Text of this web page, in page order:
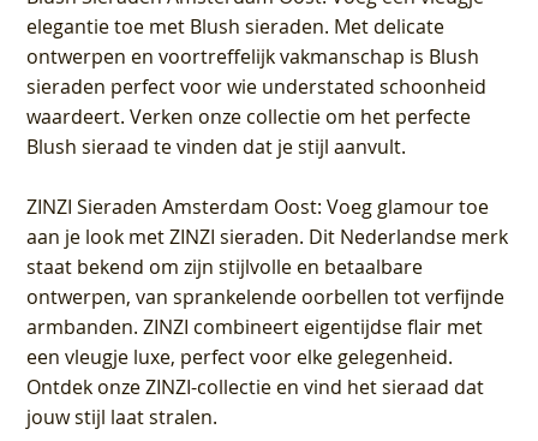
elegantie toe met Blush sieraden. Met delicate
ontwerpen en voortreffelijk vakmanschap is Blush
sieraden perfect voor wie understated schoonheid
waardeert. Verken onze collectie om het perfecte
Blush sieraad te vinden dat je stijl aanvult.
ZINZI Sieraden Amsterdam Oost: Voeg glamour toe
aan je look met ZINZI sieraden. Dit Nederlandse merk
staat bekend om zijn stijlvolle en betaalbare
ontwerpen, van sprankelende oorbellen tot verfijnde
armbanden. ZINZI combineert eigentijdse flair met
een vleugje luxe, perfect voor elke gelegenheid.
Ontdek onze ZINZI-collectie en vind het sieraad dat
jouw stijl laat stralen.